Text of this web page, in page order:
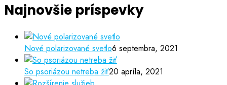
Najnovšie príspevky
Nové polarizované svetlo6 septembra, 2021
So psoriázou netreba žiť20 apríla, 2021